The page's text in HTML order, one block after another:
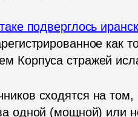
подверглось
как
Корпуса стражей
сходятся на
одной (мощной) или